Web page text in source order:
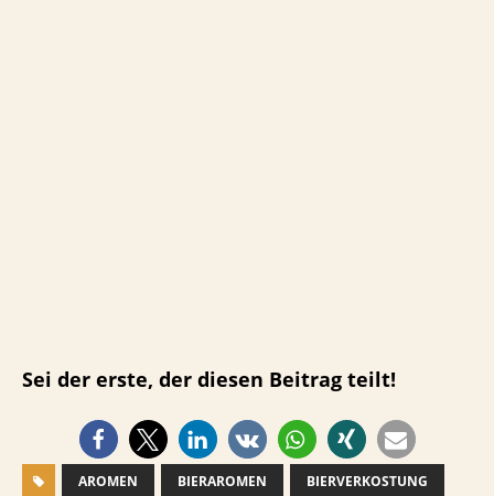
Sei der erste, der diesen Beitrag teilt!
AROMEN BIERAROMEN BIERVERKOSTUNG